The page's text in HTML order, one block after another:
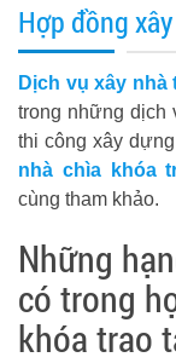
Hợp đồng
Dịch vụ xây
trong những dịch
thi công xây
nhà chìa khóa
cùng tham khảo.
Những
có trong
khóa trao